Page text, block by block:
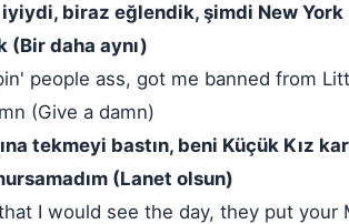
biraz eğlendik, şimdi New York
(Bir daha aynı)
people ass, got me banned from
(Give a damn)
tekmeyi bastın, beni Küçük Kız
(Lanet olsun)
I would see the day, they put your